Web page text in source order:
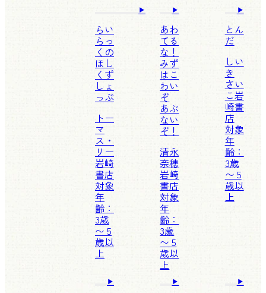
らい
らっ
くの
ほし
くず
しょ
っぷ
トー
マ
ス・
リー
岩崎
書店
対象
年
齢：
3歳
〜 5
歳以
上
あわ
てる
な！
みず
はこ
わい
ぞ
あぶ
ない
ぞ！
清永
奈穂
岩崎
書店
対象
年
齢：
3歳
〜 5
歳以
上
とん
だ
しい
き
さい
こ岩
崎書
店
対象
年
齢：
3歳
〜 5
歳以
上